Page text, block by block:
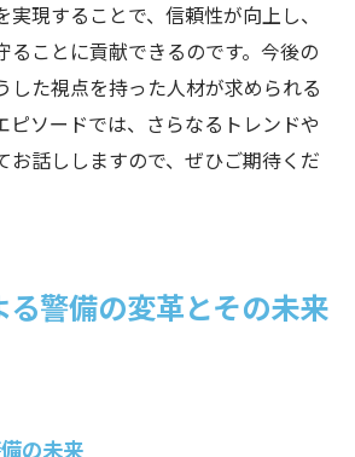
現することで、信頼性が向上し、
ることに貢献できるのです。今後の
した視点を持った人材が求められる
ピソードでは、さらなるトレンドや
お話ししますので、ぜひご期待くだ
る警備の変革とその未来
の未来